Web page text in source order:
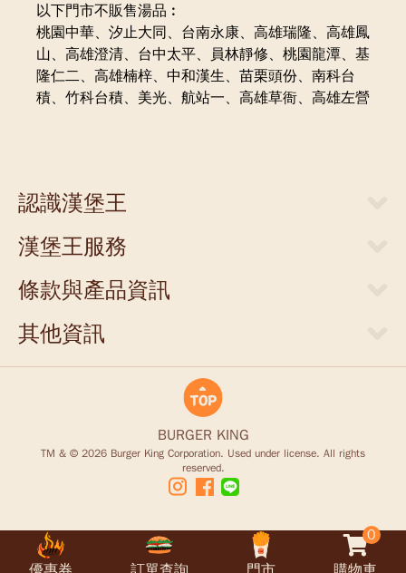
️以下門市不販售湯品︰
桃園中華、汐止大同、台南永康、高雄瑞隆、高雄鳳
山、高雄澄清、台中太平、員林靜修、桃園龍潭、基
隆仁二、高雄楠梓、中和漢生、苗栗頭份、南科台
積、竹科台積、美光、航站一、高雄草衙、高雄左營
0
認識漢堡王
關於漢堡王
新聞中心
人才招募
聯絡我們
商業合作
漢堡王服務
當期優惠券
外送服務
門市清單
條款與產品資訊
網站隱私權聲明
食物營養成分參考表
其他資訊
豪點王服務調整說明
King Card儲值卡退款說明
BURGER KING
TM & © 2026 Burger King Corporation. Used under license. All rights
reserved.